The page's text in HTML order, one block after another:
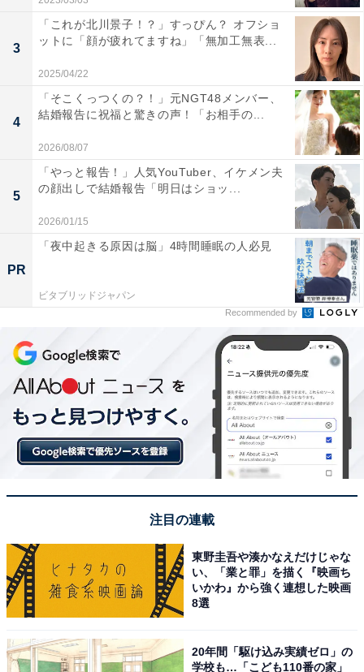
3
「これが北川景子！？」すっぴん？ オフショ
ットに「顔が疲れてますね」「無加工無表...
2025/04/22
4
「そこくっつくの？！」元NGT48メンバー、
結婚報告に祝福と驚きの声！「お相手の...
2026/08/07
5
「やっと報告！」人気YouTuber、イケメン夫
の顔出しで結婚報告「明日はショッ...
2026/01/15
PR
「夜中起きる原因は脳」4時間睡眠の人必見
ビタブリッドジャパン
Recommended by
注目の連載
東野圭吾や湊かなえだけじゃな
い、「業と罪」を描く『映画ち
いかわ』から強く連想した映画
8選
20年間「駆け込み実績ゼロ」の
学校も…「こども110番の家」